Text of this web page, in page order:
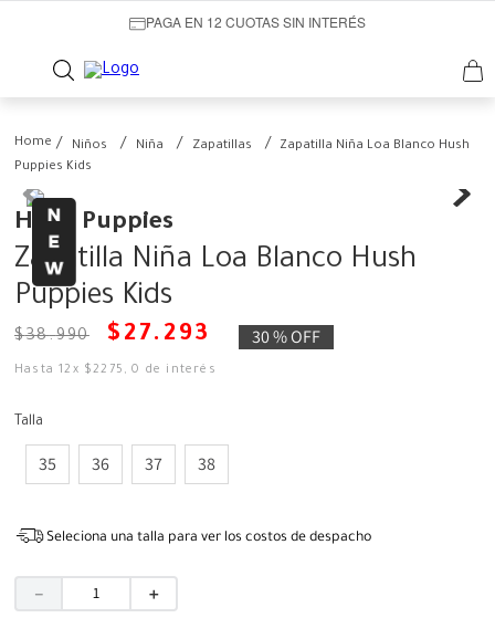
PAGA EN 12 CUOTAS SIN INTERÉS
Niños Niña Zapatillas
Zapatilla Niña Loa Blanco Hush
Puppies Kids
Hush Puppies
Zapatilla Niña Loa Blanco Hush
Puppies Kids
$38.990 $ 27. 293 30 %OFF
Hasta12 x $2275 ,0 de interés
Talla
35 36 37 38
Seleciona una talla para ver los costos de despacho
＋
－